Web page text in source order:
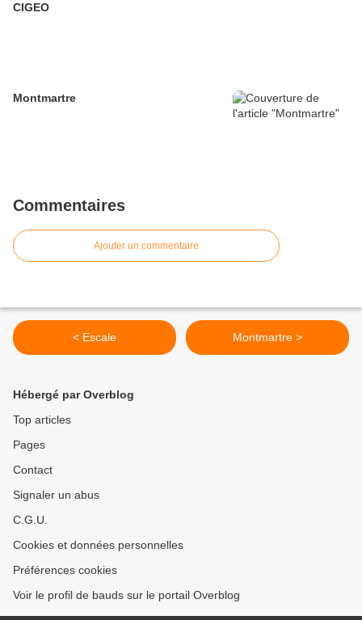
CIGEO
Montmartre
Commentaires
Ajouter un commentaire
< Escale Montmartre >
Hébergé par Overblog
Top articles
Pages
Contact
Signaler un abus
C.G.U.
Cookies et données personnelles
Préférences cookies
Voir le profil de bauds sur le portail Overblog